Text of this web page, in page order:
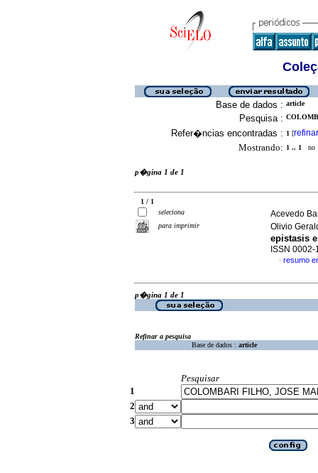
Base de dados : article
Pesquisa :
Refer�ncias encontradas : 1 [refinar
Mostrando: 1 .. 1 no
p�gina 1 de 1
1 / 1
seleciona
para imprimir
Acevedo
Olivio
epistasis
ISSN 0002-
· resumo
p�gina 1 de 1
Refinar a pesquisa
Base de dados : article
Pesquisar
1
2
3